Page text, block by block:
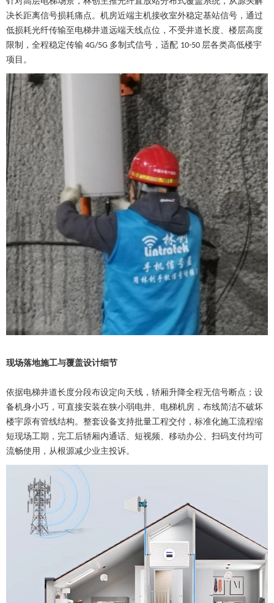
决长距离信号损耗痛点。机房近端主机接收室外稳定基站信号，通过
低损耗光纤传输至电梯井道远端天线点位，不受井道长度、楼层高度
限制，全程稳定传输 4G/5G 多制式信号，适配 10-50 层各类高低楼宇
项目。
现场落地施工与覆盖设计细节
依据电梯井道长度分段布设定向天线，轿厢升降全程无信号断点；设
备机身小巧，可直接安装在狭小弱电井、电梯机房，布线简洁不破坏
楼宇原有管线结构。整套设备支持批量工程交付，标准化施工流程缩
短现场工期，完工后轿厢内通话、短视频、移动办公、扫码支付均可
流畅使用，从根源减少业主投诉。